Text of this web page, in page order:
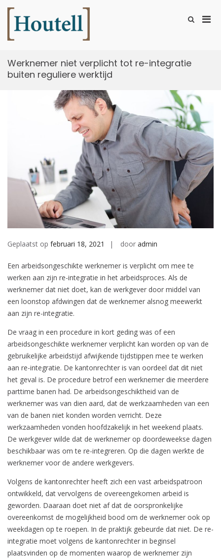
naar
inhoud
Toon
Werknemer niet verplicht tot re-integratie
buiten reguliere werktijd
Geplaatst op februari 18, 2021 door admin
Een arbeidsongeschikte werknemer is verplicht om mee te
werken aan zijn re-integratie in het arbeidsproces. Als de
werknemer dat niet doet, kan de werkgever door middel van
een loonstop afdwingen dat de werknemer alsnog meewerkt
aan zijn re-integratie.
De vraag in een procedure in kort geding was of een
arbeidsongeschikte werknemer verplicht kan worden op van de
gebruikelijke arbeidstijd afwijkende tijdstippen mee te werken
aan re-integratie. De kantonrechter is van oordeel dat dit niet
het geval is. De procedure betrof een werknemer die meerdere
parttime banen had. De arbeidsongeschiktheid van de
werknemer was van dien aard, dat de werkzaamheden van een
van de banen niet konden worden verricht. Deze
werkzaamheden vonden hoofdzakelijk in het weekend plaats.
De werkgever wilde dat de werknemer op doordeweekse dagen
beschikbaar was om te re-integreren. Op die dagen werkte de
werknemer voor de andere werkgevers.
Volgens de kantonrechter heeft zich een vast arbeidspatroon
ontwikkeld, dat vervolgens de overeengekomen arbeid is
geworden. Daaraan doet niet af dat de oorspronkelijke
overeenkomst de mogelijkheid bood om de werknemer ook op
weekdagen op te roepen. In de praktijk gebeurde dat niet. De re-
integratie moet volgens de kantonrechter in beginsel
plaatsvinden op de momenten waarop de werknemer zijn